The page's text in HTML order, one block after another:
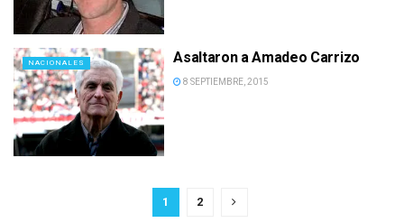
NACIONALES Asaltaron a Amadeo Carrizo
8 SEPTIEMBRE, 2015
1 2